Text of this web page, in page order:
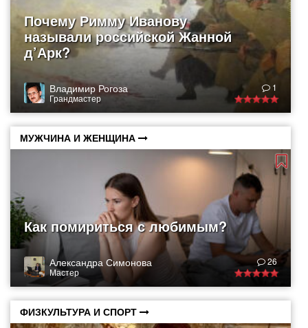
Почему Римму Иванову
называли российской Жанной
д’Арк?
Владимир Рогоза
Грандмастер
1
МУЖЧИНА И ЖЕНЩИНА
Как помириться с любимым?
Александра Симонова
Мастер
26
ФИЗКУЛЬТУРА И СПОРТ